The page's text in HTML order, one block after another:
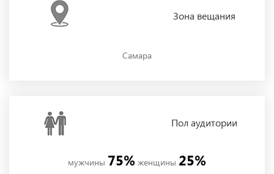
Зона вещания
Самара
Полаудитории
мужчины 75% женщины 25%